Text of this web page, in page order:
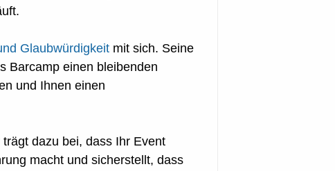
Glaubwürdigkeit mit sich. Seine
Barcamp einen bleibenden
und Ihnen einen
dazu bei, dass Ihr Event
macht und sicherstellt, dass